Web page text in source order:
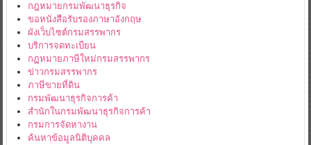
กฎหมายกรมพัฒนาธุรกิจ
ขอหนังสือรับรองภาษาอังกฤษ
ผังเว็บไซต์กรมสรรพากร
บริการจดทะเบียน
กฏหมายภาษีใหม่กรมสรรพากร
ข่าวกรมสรรพากร
ภาษีขายที่ดิน
กรมพัฒนาธุรกิจการค้า
สำนักในกรมพัฒนาธุรกิจการค้า
กรมการจัดหางาน
ค้นหาข้อมูลนิติบุคคล